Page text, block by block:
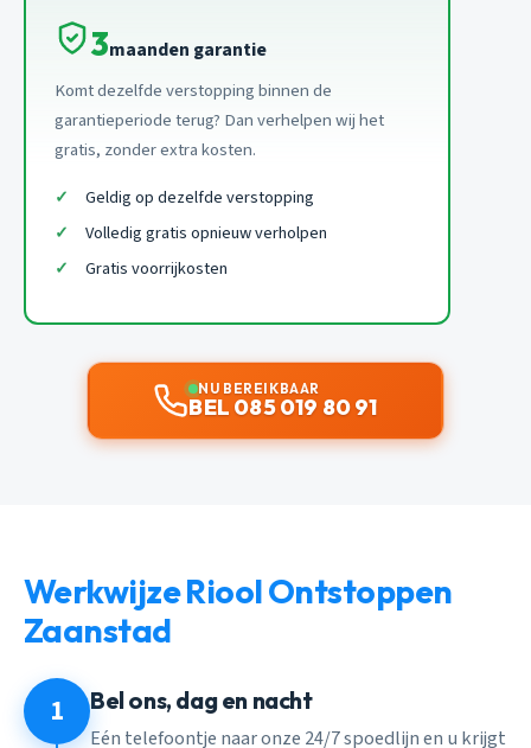
3maanden garantie
Komt dezelfde verstopping binnen de
garantieperiode terug? Dan verhelpen wij het
gratis, zonder extra kosten.
Geldig op dezelfde verstopping
Volledig gratis opnieuw verholpen
Gratis voorrijkosten
NU BEREIKBAAR
BEL 085 019 80 91
Werkwijze Riool Ontstoppen
Zaanstad
1 Bel ons, dag en nacht
Eén telefoontje naar onze 24/7 spoedlijn en u krijgt